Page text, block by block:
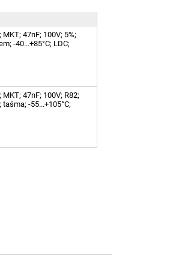
47nF; 100V; 5%;
-40...+85°C; LDC;
47nF; 100V; R82;
-55...+105°C;